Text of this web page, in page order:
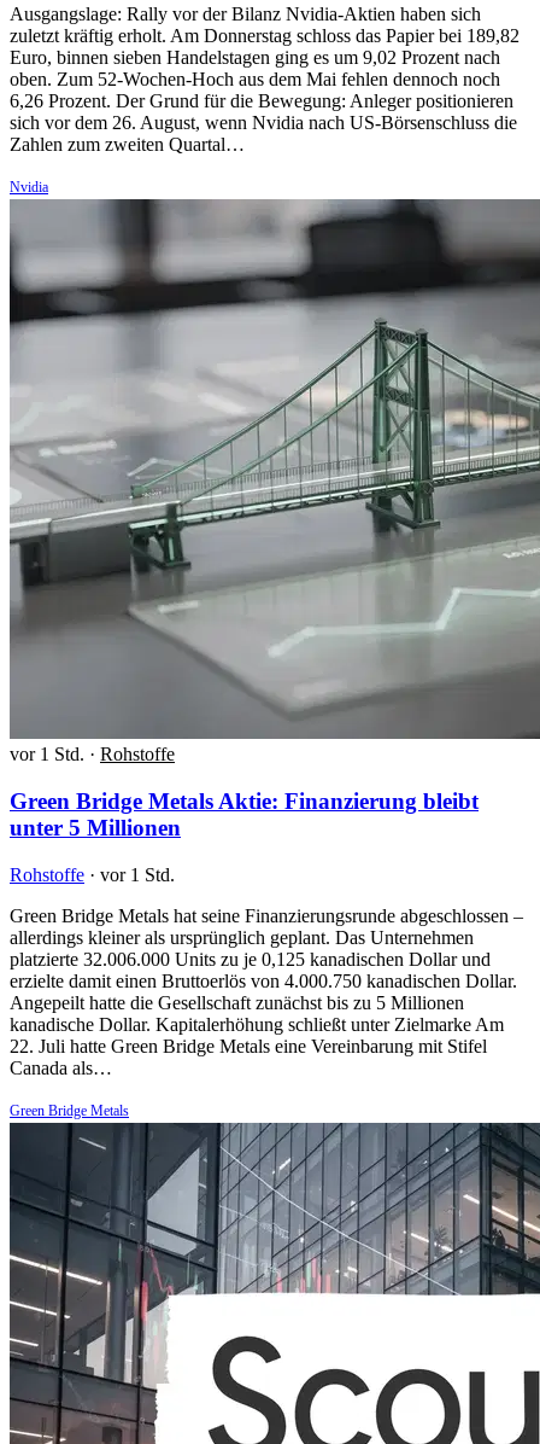
Ausgangslage: Rally vor der Bilanz Nvidia-Aktien haben sich
zuletzt kräftig erholt. Am Donnerstag schloss das Papier bei 189,82
Euro, binnen sieben Handelstagen ging es um 9,02 Prozent nach
oben. Zum 52-Wochen-Hoch aus dem Mai fehlen dennoch noch
6,26 Prozent. Der Grund für die Bewegung: Anleger positionieren
sich vor dem 26. August, wenn Nvidia nach US-Börsenschluss die
Zahlen zum zweiten Quartal…
Nvidia
vor 1 Std. · Rohstoffe
Green Bridge Metals Aktie: Finanzierung bleibt
unter 5 Millionen
Rohstoffe · vor 1 Std.
Green Bridge Metals hat seine Finanzierungsrunde abgeschlossen –
allerdings kleiner als ursprünglich geplant. Das Unternehmen
platzierte 32.006.000 Units zu je 0,125 kanadischen Dollar und
erzielte damit einen Bruttoerlös von 4.000.750 kanadischen Dollar.
Angepeilt hatte die Gesellschaft zunächst bis zu 5 Millionen
kanadische Dollar. Kapitalerhöhung schließt unter Zielmarke Am
22. Juli hatte Green Bridge Metals eine Vereinbarung mit Stifel
Canada als…
Green Bridge Metals